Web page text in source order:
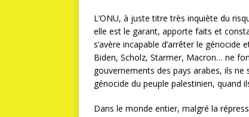
L’ONU, à juste titre très inquiète du
elle est le garant, apporte faits et
s’avère incapable d’arrêter le
Biden, Scholz, Starmer, Macron… ne
gouvernements des pays arabes, ils ne
génocide du peuple palestinien, quand
Dans le monde entier, malgré la